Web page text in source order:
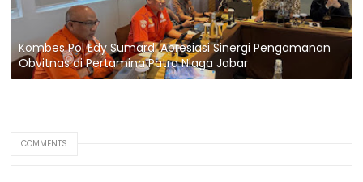
Kombes Pol Edy Sumardi Apresiasi Sinergi Pengamanan
Obvitnas di Pertamina Patra Niaga Jabar
COMMENTS